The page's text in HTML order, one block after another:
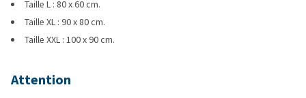
Taille L : 80 x 60 cm.
Taille XL : 90 x 80 cm.
Taille XXL : 100 x 90 cm.
Attention